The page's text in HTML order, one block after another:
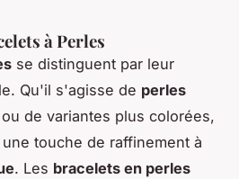
à Perles
se distinguent par leur
Qu'il s'agisse de perles
de variantes plus colorées,
touche de raffinement à
. Les bracelets en perles